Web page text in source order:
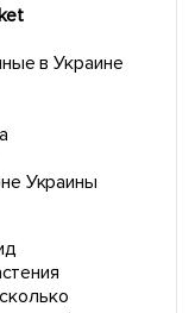
в Украине
Украины